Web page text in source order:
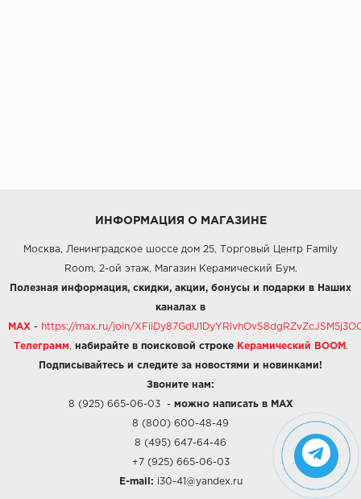
ИНФОРМАЦИЯ О МАГАЗИНЕ
Москва, Ленинградское шоссе дом 25, Торговый Центр Family
Room, 2-ой этаж, Магазин Керамический Бум.
Полезная информация, скидки, акции, бонусы и подарки в Наших
каналах в
MAX - https://max.ru/join/
Телеграмм набирайте в поисковой строке Керамический BOOM .
Подписывайтесь и следите за новостями и новинками!
Звоните нам:
8 (925) 665-06-03- можно написать в MAX
8 (800) 600-48-49
8 (495) 647-64-46
+7 (925) 665-06-03
E-mail: i30-41@yandex.ru